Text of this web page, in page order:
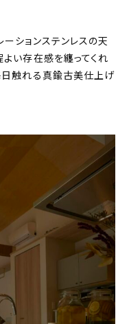
ションステンレスの天
よい存在感を纏ってくれ
日触れる真鍮古美仕上げ